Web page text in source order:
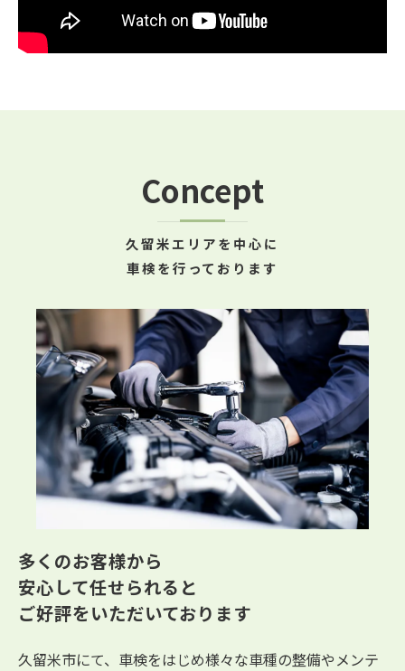
Concept
久留米エリアを中心に
車検を行っております
多くのお客様から
安心して任せられると
ご好評をいただいております
久留米市にて、車検をはじめ様々な車種の整備やメンテ